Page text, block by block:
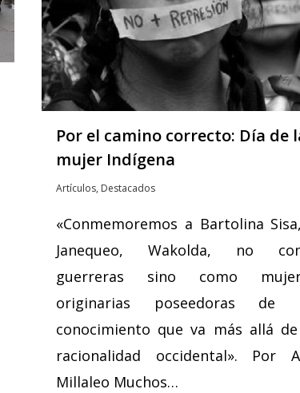
Por el camino correcto: Día de
mujer Indígena
Artículos, Destacados
«Conmemoremos a Bartolina
Janequeo, Wakolda, no
guerreras sino como
originarias poseedoras de
conocimiento que va más allá
racionalidad occidental». Por
Millaleo Muchos…